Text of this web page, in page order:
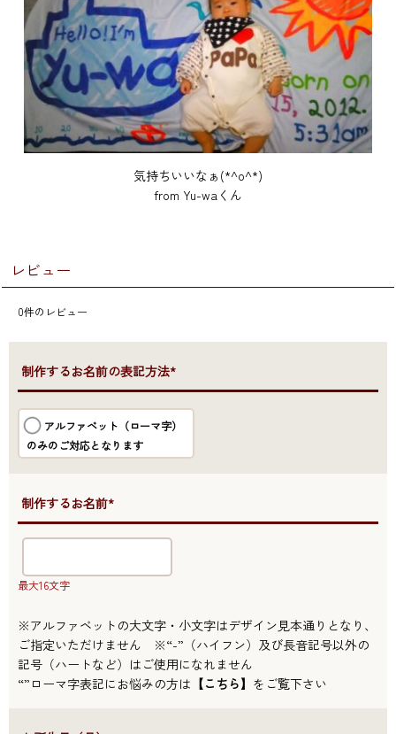
気持ちいいなぁ(*^o^*)
from Yu-waくん
レビュー
0件のレビュー
●制作するお名前の表記方法*
アルファベット（ローマ字）
のみのご対応となります
●制作するお名前*
最大16文字
※アルファベットの大文字・小文字はデザイン見本通りとなり、
ご指定いただけません ※“-”（ハイフン）及び長音記号以外の
記号（ハートなど）はご使用になれません
“”ローマ字表記にお悩みの方は 【こちら】 をご覧下さい